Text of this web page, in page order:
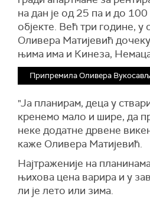
на дан је од 25 па и до 100
објекте. Већ три године, у
Оливера Матијевић
њима има и Кинеза,
Припремила Оливера
"Ја планирам, деца у
кренемо мало и шире, да
неке додатне дрвене
каже Оливера Матијевић.
Најтраженије на
њихова цена варира и у
ли је лето или зима.